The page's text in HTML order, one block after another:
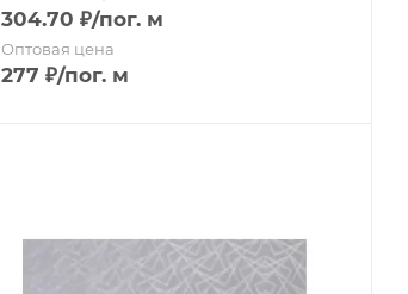
304.70 ₽/пог. м
Оптовая цена
277 ₽/пог. м